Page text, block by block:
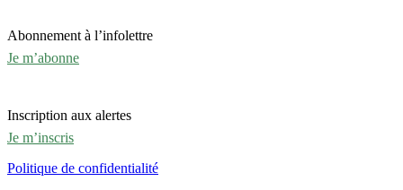
Abonnement à l’infolettre
Je m’abonne
Inscription aux alertes
Je m’inscris
Politique de confidentialité